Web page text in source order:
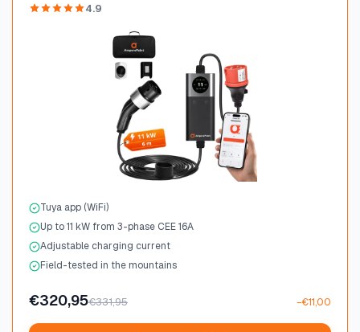
4.9
Tuya app (WiFi)
Up to 11 kW from 3-phase CEE 16A
Adjustable charging current
Field-tested in the mountains
€320,95€331,95 −€11,00